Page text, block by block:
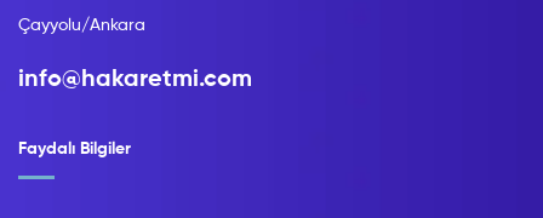
Faydalı Bilgiler
Çayyolu/Ankara
info@hakaretmi.com